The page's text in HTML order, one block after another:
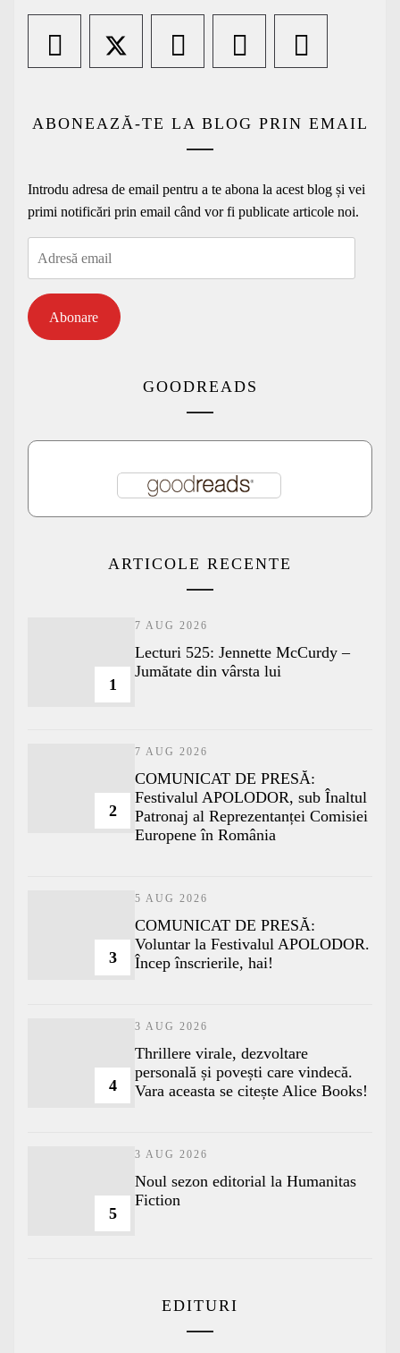
ABONEAZĂ-TE LA BLOG PRIN EMAIL
Introdu adresa de email pentru a te abona la acest blog și vei
primi notificări prin email când vor fi publicate articole noi.
Abonare
GOODREADS
ARTICOLE RECENTE
1
7 AUG 2026
Lecturi 525: Jennette McCurdy –
Jumătate din vârsta lui
2
7 AUG 2026
COMUNICAT DE PRESĂ:
Festivalul APOLODOR, sub Înaltul
Patronaj al Reprezentanței Comisiei
Europene în România
3
5 AUG 2026
COMUNICAT DE PRESĂ:
Voluntar la Festivalul APOLODOR.
Încep înscrierile, hai!
4
3 AUG 2026
Thrillere virale, dezvoltare
personală și povești care vindecă.
Vara aceasta se citește Alice Books!
5
3 AUG 2026
​Noul sezon editorial la Humanitas
Fiction
EDITURI